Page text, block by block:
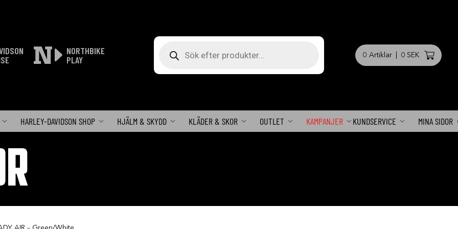
NORTHBIKE
PLAY
0 Artiklar 0 SEK
HARLEY-DAVIDSON SHOP HJÄLM & SKYDD KLÄDER & SKOR OUTLET KAMPANJER KUNDSERVICE MINA SIDOR